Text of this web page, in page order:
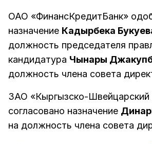
ОАО «ФинансКредитБанк»
назначение Кадырбека
должность председателя
кандидатура Чынары
должность члена совета
ЗАО «Кыргызско-Швейцарский
согласовано назначение
на должность члена совета